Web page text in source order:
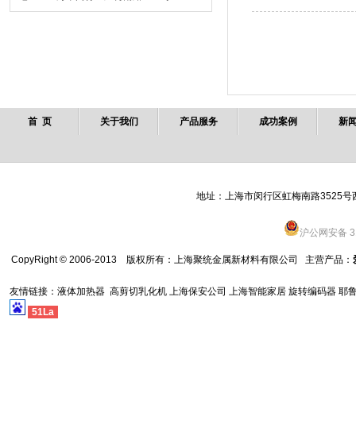
首 页 关于我们 产品服务 成功案例 新
地址：上海市闵行区虹梅南路3525
沪公网安备
CopyRight © 2006-2013 版权所有： 上海聚统金属新材料有限公司 主营产品：
友情链接： 液体加热器 高剪切乳化机 上海保安公司 上海智能家居 旋转编码器 耶
51La